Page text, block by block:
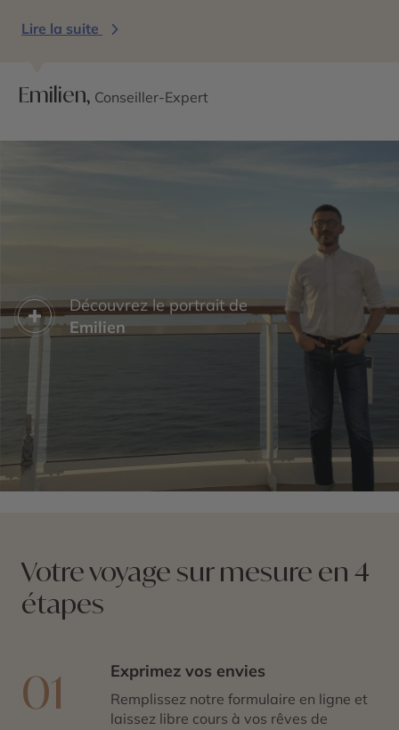
Lire la suite
Emilien, Conseiller-Expert
Découvrez le portrait de
Emilien
Votre voyage sur mesure en 4
étapes
01 Exprimez vos envies
Remplissez notre formulaire en ligne et
laissez libre cours à vos rêves de